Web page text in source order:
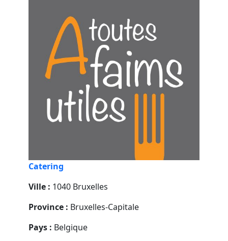
Catering
Ville : 1040 Bruxelles
Province : Bruxelles-Capitale
Pays : Belgique